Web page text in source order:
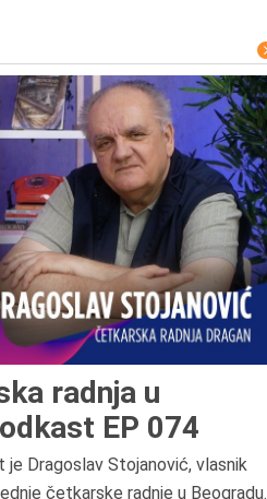
radnja u
EP 074
Dragoslav Stojanović, vlasnik
četkarske radnje u Beogradu.